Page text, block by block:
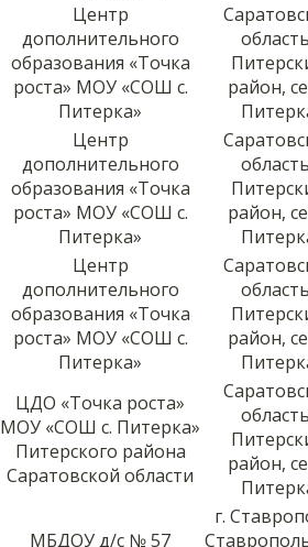
Центр
дополнительного
образования «Точка
роста» МОУ «СОШ с.
Питерка»
район,
Центр
дополнительного
образования «Точка
роста» МОУ «СОШ с.
Питерка»
район,
Центр
дополнительного
образования «Точка
роста» МОУ «СОШ с.
Питерка»
район,
ЦДО «Точка роста»
МОУ «СОШ с. Питерка»
Питерского района
Саратовской области
район,
МБДОУ д/с № 57
г.